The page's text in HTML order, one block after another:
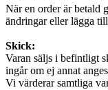
När en order är betald
ändringar eller lägga
Skick:
Varan säljs i befintligt
ingår om ej annat
Vi värderar samtliga